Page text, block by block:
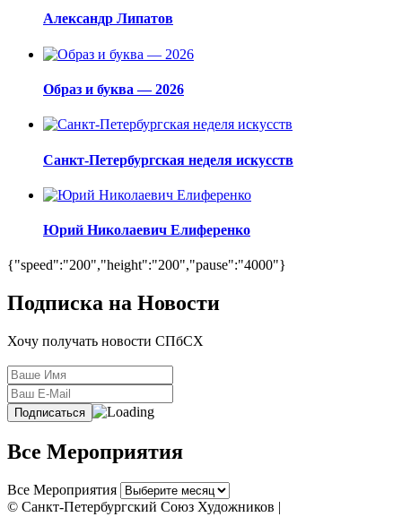
Александр Липатов
Образ и буква — 2026
Санкт-Петербургская неделя искусств
Юрий Николаевич Елиференко
{"speed":"200","height":"200","pause":"4000"}
Подписка на Новости
Хочу получать новости СПбСХ
Все Мероприятия
Все Мероприятия
© Санкт-Петербургский Союз Художников |